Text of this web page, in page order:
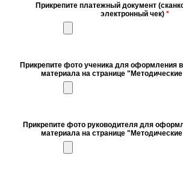
Прикрепите платежный документ
электронный чек) *
Прикрепите фото ученика для оформления
материала на странице
Прикрепите фото руководителя для
материала на странице